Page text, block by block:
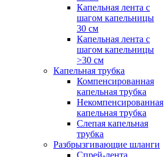
Капельная лента с
шагом капельницы
30 см
Капельная лента с
шагом капельницы
>30 см
Капельная трубка
Компенсированная
капельная трубка
Некомпенсированная
капельная трубка
Слепая капельная
трубка
Разбрызгивающие шланги
Спрей-лента